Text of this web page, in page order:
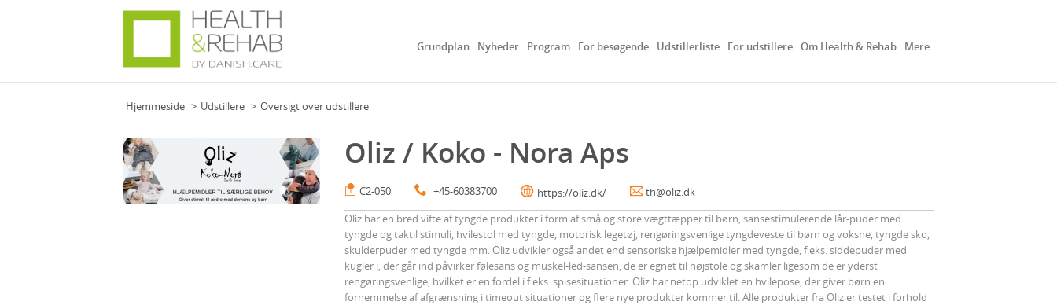
Grundplan Nyheder Program For besøgende Udstillerliste For udstillere Om Health & Rehab Mere
Hjemmeside Udstillere Oversigt over udstillere
Oliz / Koko - Nora Aps
C2-050 +45-60383700 https://oliz.dk/
th@oliz.dk
Oliz har en bred vifte af tyngde produkter i form af små og store vægttæpper til børn, sansestimulerende lår-puder med
tyngde og taktil stimuli, hvilestol med tyngde, motorisk legetøj, rengøringsvenlige tyngdeveste til børn og voksne, tyngde sko,
skulderpuder med tyngde mm. Oliz udvikler også andet end sensoriske hjælpemidler med tyngde, f.eks. siddepuder med
kugler i, der går ind påvirker følesans og muskel-led-sansen, de er egnet til højstole og skamler ligesom de er yderst
rengøringsvenlige, hvilket er en fordel i f.eks. spisesituationer. Oliz har netop udviklet en hvilepose, der giver børn en
fornemmelse af afgrænsning i timeout situationer og flere nye produkter kommer til. Alle produkter fra Oliz er testet i forhold